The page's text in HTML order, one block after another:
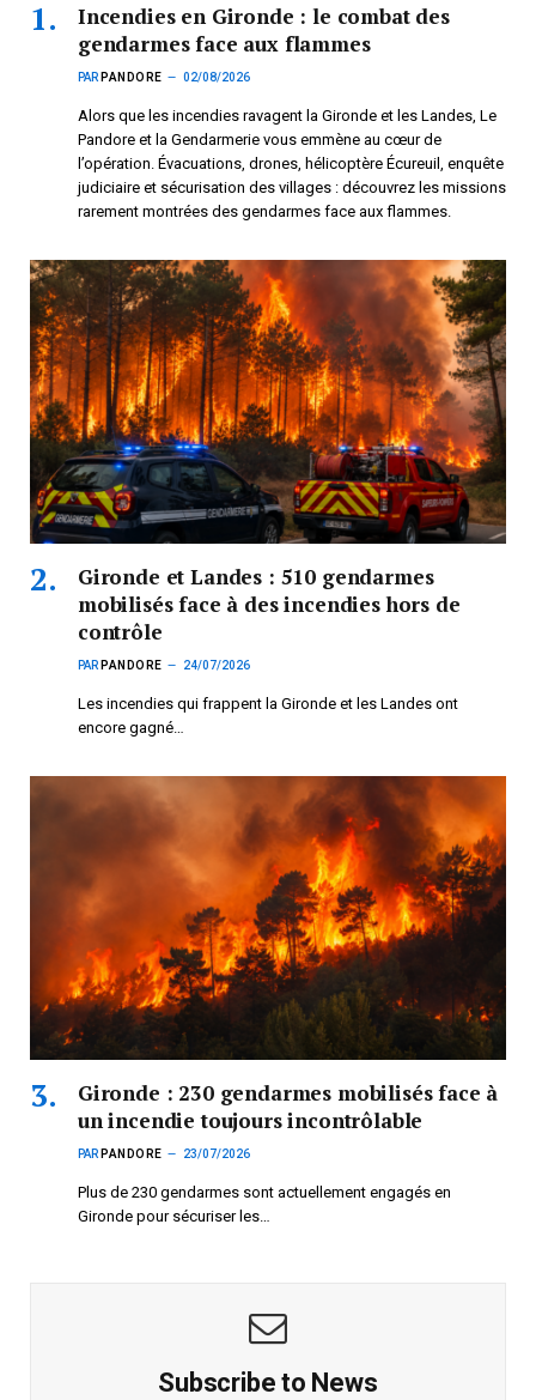
Incendies en Gironde : le combat des
gendarmes face aux flammes
PAR PANDORE 02/08/2026
Alors que les incendies ravagent la Gironde et les Landes, Le
Pandore et la Gendarmerie vous emmène au cœur de
l’opération. Évacuations, drones, hélicoptère Écureuil, enquête
judiciaire et sécurisation des villages : découvrez les missions
rarement montrées des gendarmes face aux flammes.
Gironde et Landes : 510 gendarmes
mobilisés face à des incendies hors de
contrôle
PAR PANDORE 24/07/2026
Les incendies qui frappent la Gironde et les Landes ont
encore gagné…
Gironde : 230 gendarmes mobilisés face à
un incendie toujours incontrôlable
PAR PANDORE 23/07/2026
Plus de 230 gendarmes sont actuellement engagés en
Gironde pour sécuriser les…
Subscribe to News